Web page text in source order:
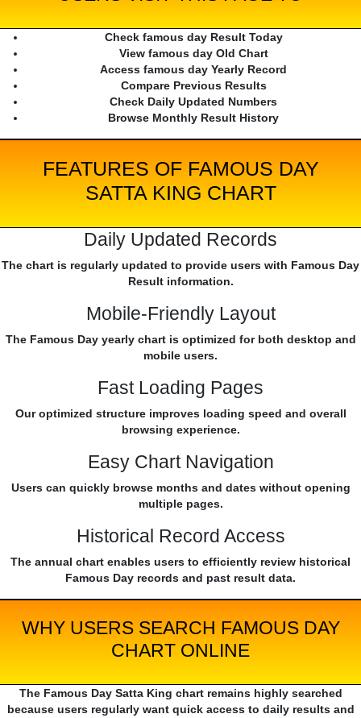
Check famous day Result Today
View famous day Old Chart
Access famous day Yearly Record
Compare Previous Results
Check Daily Updated Numbers
Browse Monthly Result History
FEATURES OF FAMOUS DAY
SATTA KING CHART
Daily Updated Records
The chart is regularly updated to provide users with Famous Day
Result information.
Mobile-Friendly Layout
The Famous Day yearly chart is optimized for both desktop and
mobile users.
Fast Loading Pages
Our optimized structure improves loading speed and overall
browsing experience.
Easy Chart Navigation
Users can quickly browse months and dates without opening
multiple pages.
Historical Record Access
The annual chart enables users to efficiently review historical
Famous Day records and past result data.
WHY USERS SEARCH FAMOUS DAY
CHART ONLINE
The Famous Day Satta King chart remains highly searched
because users regularly want quick access to daily results and